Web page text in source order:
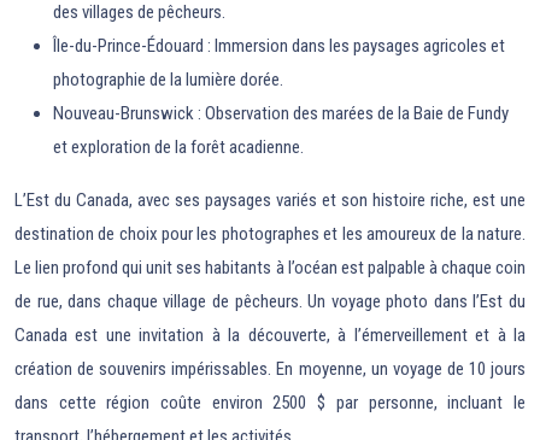
des villages de pêcheurs.
Île-du-Prince-Édouard : Immersion dans les paysages agricoles et
photographie de la lumière dorée.
Nouveau-Brunswick : Observation des marées de la Baie de Fundy
et exploration de la forêt acadienne.
L’Est du Canada, avec ses paysages variés et son histoire riche, est une
destination de choix pour les photographes et les amoureux de la nature.
Le lien profond qui unit ses habitants à l’océan est palpable à chaque coin
de rue, dans chaque village de pêcheurs. Un voyage photo dans l’Est du
Canada est une invitation à la découverte, à l’émerveillement et à la
création de souvenirs impérissables. En moyenne, un voyage de 10 jours
dans cette région coûte environ 2500 $ par personne, incluant le